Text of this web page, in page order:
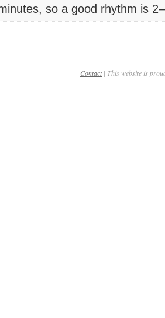
so a good rhythm is
Contact| This website is